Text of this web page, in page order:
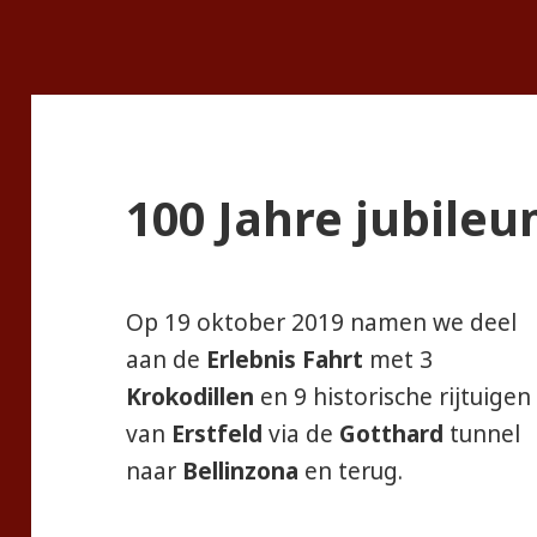
100 Jahre
Op 19 oktober 2019 namen we deel
aan de Erlebnis Fahrt met 3
Krokodillen en 9 historische rijtuigen
van Erstfeld via de Gotthard tunnel
naar Bellinzona en terug.